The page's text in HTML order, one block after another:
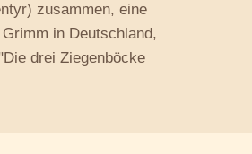
zusammen, eine
in Deutschland,
drei Ziegenböcke